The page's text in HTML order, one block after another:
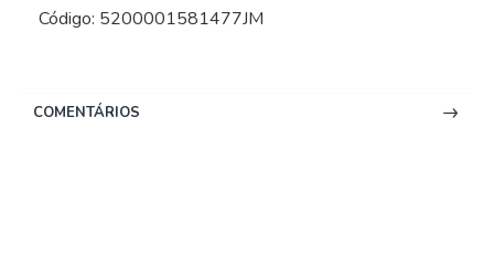
Código: 5200001581477JM
COMENTÁRIOS